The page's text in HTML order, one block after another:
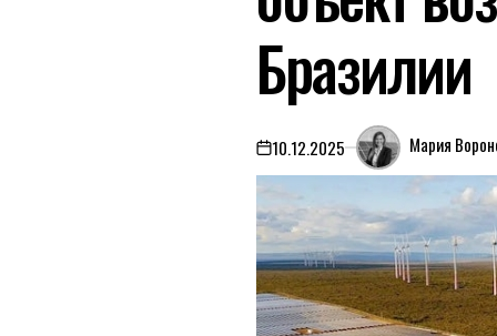
Бразилии
on10.12.2025 Мария